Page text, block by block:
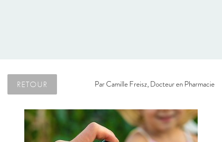
RETOUR ParCamille Freisz, Docteur en Pharmacie